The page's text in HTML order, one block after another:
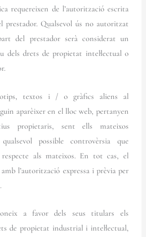
requereixen de l’autorització escrita
prestador. Qualsevol ús no autoritzat
del prestador serà considerat un
dels drets de propietat intel·lectual o
textos i / o gràfics aliens al
aparèixer en el lloc web, pertanyen
propietaris, sent ells mateixos
possible controvèrsia que
respecte als mateixos. En tot cas, el
l’autorització expressa i prèvia per
a favor dels seus titulars els
de propietat industrial i intel·lectual,